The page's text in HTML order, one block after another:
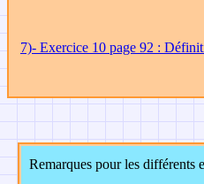
7)- Exercice 10 page 92 :
Remarques pour les différents